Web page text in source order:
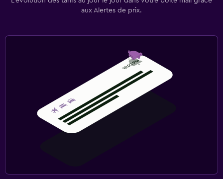
aux Alertes de prix.